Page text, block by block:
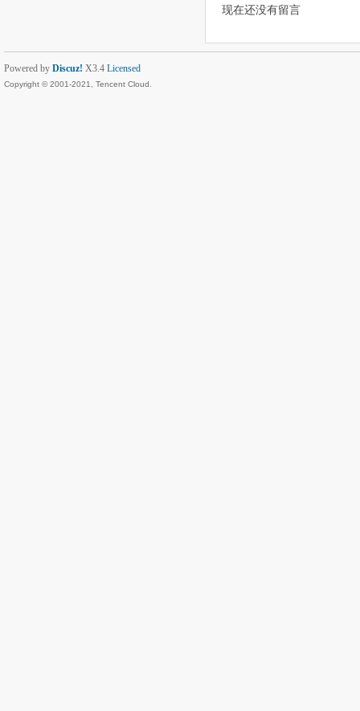
现在还没有留言
Powered by Discuz! X3.4 Licensed
Copyright © 2001-2021, Tencent Cloud.